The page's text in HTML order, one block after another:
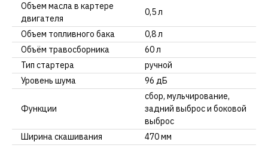
Объем масла в картере
двигателя
0,5 л
Объем топливного бака
0,8 л
Объём травосборника
60 л
Тип стартера
ручной
Уровень шума
96 дБ
Функции
сбор, мульчирование,
задний выброс и боковой
выброс
Ширина скашивания
470 мм